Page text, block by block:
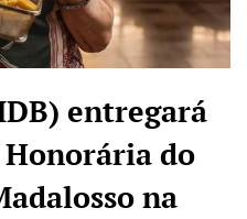
entregará
do
na